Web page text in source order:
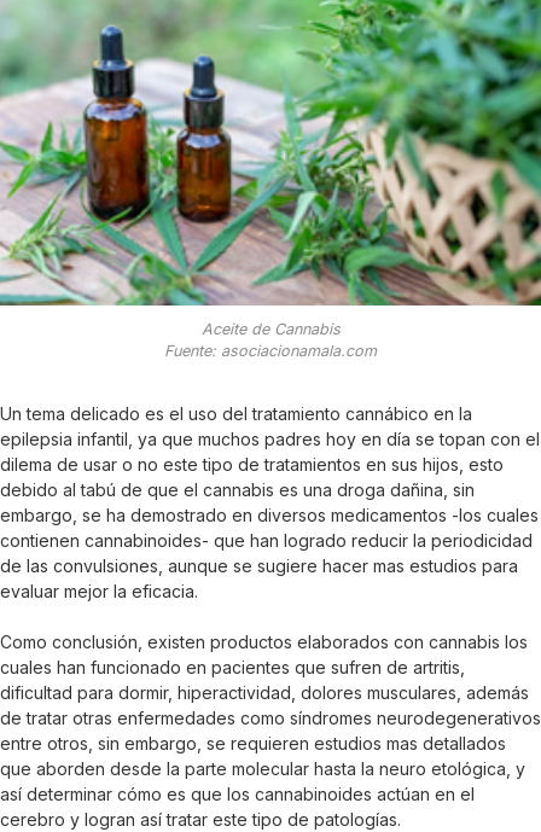
Aceite de Cannabis
Fuente: asociacionamala.com
Un tema delicado es el uso del tratamiento cannábico en la
epilepsia infantil, ya que muchos padres hoy en día se topan con el
dilema de usar o no este tipo de tratamientos en sus hijos, esto
debido al tabú de que el cannabis es una droga dañina, sin
embargo, se ha demostrado en diversos medicamentos -los cuales
contienen cannabinoides- que han logrado reducir la periodicidad
de las convulsiones, aunque se sugiere hacer mas estudios para
evaluar mejor la eficacia.
Como conclusión, existen productos elaborados con cannabis los
cuales han funcionado en pacientes que sufren de artritis,
dificultad para dormir, hiperactividad, dolores musculares, además
de tratar otras enfermedades como síndromes neurodegenerativos
entre otros, sin embargo, se requieren estudios mas detallados
que aborden desde la parte molecular hasta la neuro etológica, y
así determinar cómo es que los cannabinoides actúan en el
cerebro y logran así tratar este tipo de patologías.